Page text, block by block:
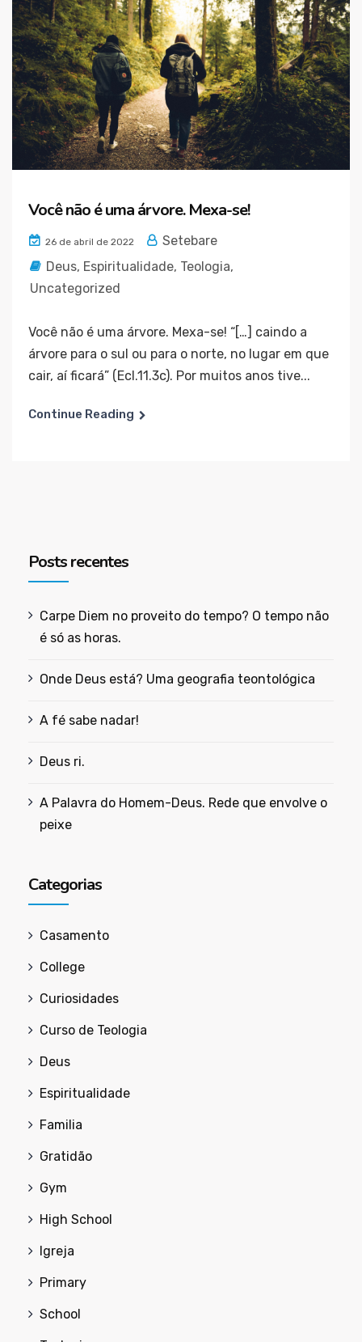
Você não é uma árvore. Mexa-se!
26 de abril de 2022
Setebare
Deus, Espiritualidade, Teologia,
Uncategorized
Você não é uma árvore. Mexa-se! “[…] caindo a
árvore para o sul ou para o norte, no lugar em que
cair, aí ficará” (Ecl.11.3c). Por muitos anos tive...
Continue Reading
Posts recentes
Carpe Diem no proveito do tempo? O tempo não
é só as horas.
Onde Deus está? Uma geografia teontológica
A fé sabe nadar!
Deus ri.
A Palavra do Homem-Deus. Rede que envolve o
peixe
Categorias
Casamento
College
Curiosidades
Curso de Teologia
Deus
Espiritualidade
Familia
Gratidão
Gym
High School
Igreja
Primary
School